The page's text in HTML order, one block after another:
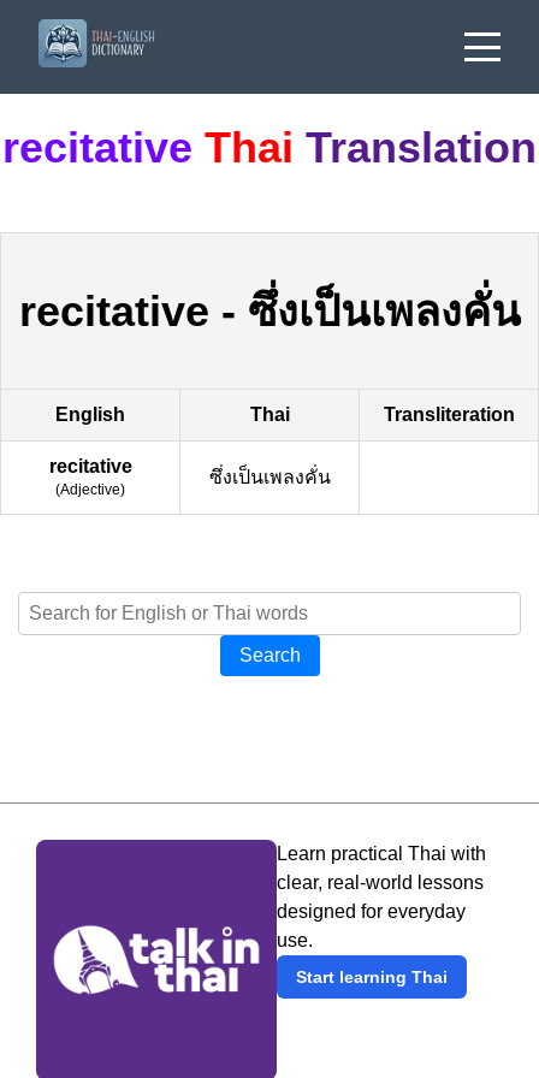
recitative Thai Translation
recitative - ซึ่งเป็นเพลงคั่น
English Thai Transliteration
recitative
(Adjective)
ซึ่งเป็นเพลงคั่น
Search
Learn practical Thai with
clear, real-world lessons
designed for everyday
use.
Start learning Thai